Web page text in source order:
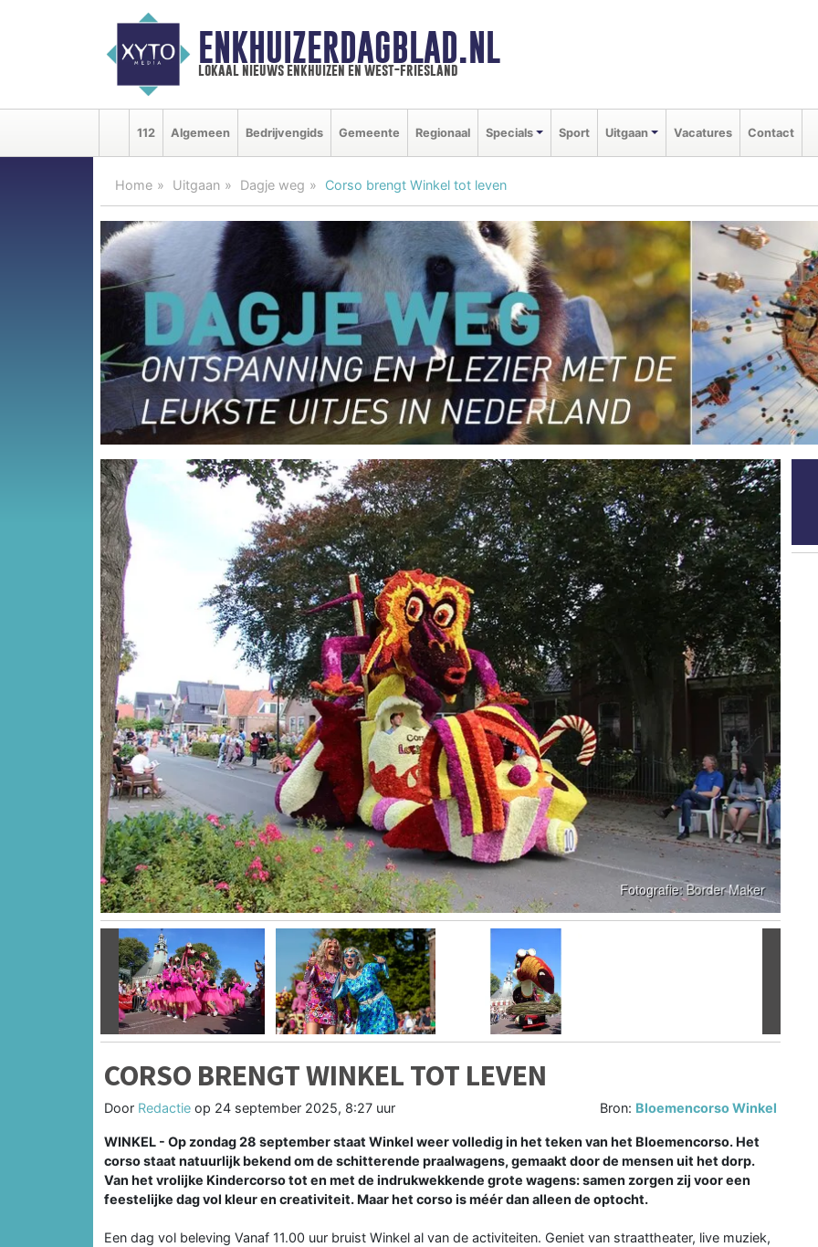
ENKHUIZERDAGBLAD.NL
lokaal nieuws enkhuizen en west-friesland
112 Algemeen Bedrijvengids Gemeente Regionaal Specials Sport Uitgaan Vacatures Contact
Home Uitgaan Dagje weg Corso brengt Winkel tot leven
Vorige
CORSO BRENGT WINKEL TOT LEVEN
Door Redactie op 24 september 2025, 8:27 uur Bron: Bloemencorso Winkel
WINKEL - Op zondag 28 september staat Winkel weer volledig in het teken van het Bloemencorso. Het
corso staat natuurlijk bekend om de schitterende praalwagens, gemaakt door de mensen uit het dorp.
Van het vrolijke Kindercorso tot en met de indrukwekkende grote wagens: samen zorgen zij voor een
feestelijke dag vol kleur en creativiteit. Maar het corso is méér dan alleen de optocht.
Een dag vol beleving Vanaf 11.00 uur bruist Winkel al van de activiteiten. Geniet van straattheater, live muziek,